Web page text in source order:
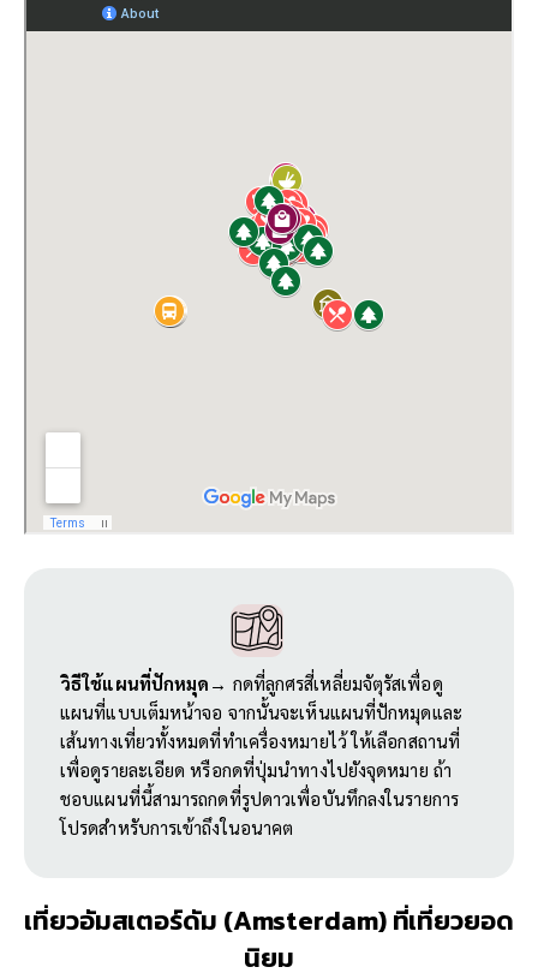
วิธีใช้แผนที่ปักหมุด → กดที่ลูกศรสี่เหลี่ยมจัตุรัสเพื่อดู
แผนที่แบบเต็มหน้าจอ จากนั้นจะเห็นแผนที่ปักหมุดและ
เส้นทางเที่ยวทั้งหมดที่ทำเครื่องหมายไว้ ให้เลือกสถานที่
เพื่อดูรายละเอียด หรือกดที่ปุ่มนำทางไปยังจุดหมาย ถ้า
ชอบแผนที่นี้สามารถกดที่รูปดาวเพื่อบันทึกลงในรายการ
โปรดสำหรับการเข้าถึงในอนาคต
เที่ยวอัมสเตอร์ดัม (Amsterdam)ที่เที่ยวยอด
นิยม